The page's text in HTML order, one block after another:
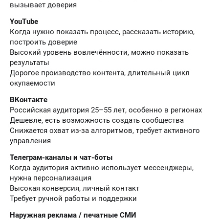
вызывает доверия
YouTube
Когда нужно показать процесс, рассказать историю,
построить доверие
Высокий уровень вовлечённости, можно показать
результаты
Дорогое производство контента, длительный цикл
окупаемости
ВКонтакте
Российская аудитория 25–55 лет, особенно в регионах
Дешевле, есть возможность создать сообщества
Снижается охват из-за алгоритмов, требует активного
управления
Телеграм-каналы и чат-боты
Когда аудитория активно использует мессенджеры,
нужна персонализация
Высокая конверсия, личный контакт
Требует ручной работы и поддержки
Наружная реклама / печатные СМИ